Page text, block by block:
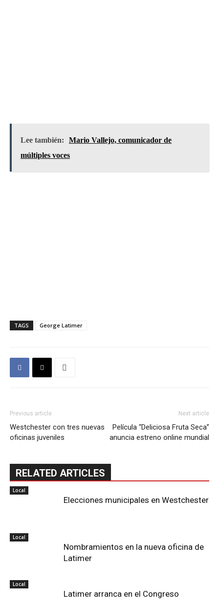
Lee también:
Mario Vallejo, comunicador de
múltiples voces
TAGS George Latimer
Previous article
Westchester con tres nuevas
oficinas juveniles
Next article
Película “Deliciosa Fruta Seca”
anuncia estreno online mundial
RELATED ARTICLES
Local
Elecciones municipales en Westchester
Local
Nombramientos en la nueva oficina de
Latimer
Local
Latimer arranca en el Congreso